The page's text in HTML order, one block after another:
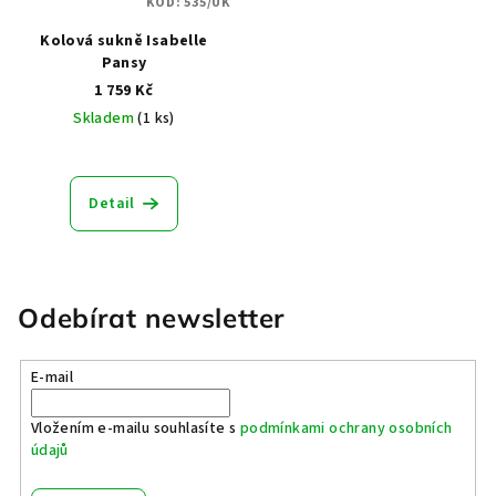
Kolová sukně Isabelle
Pansy
1 759 Kč
Skladem(1 ks)
hodnocení
produktu
hvězdiček.
Detail
Odebírat newsletter
E-mail
Vložením e-mailu souhlasíte s podmínkami ochrany osobních
údajů